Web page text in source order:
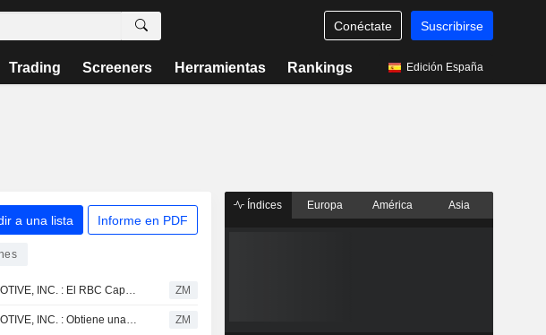
Conéctate Suscribirse
Trading Screeners Herramientas Rankings Edición España
a una lista Informe en PDF
RIVIAN AUTOMOTIVE, INC. : El RBC Capital Markets se mantiene neutral ZM
RIVIAN AUTOMOTIVE, INC. : Obtiene una recomendación de compra de Deutsche Bank Securities ZM
Índices Europa América Asia